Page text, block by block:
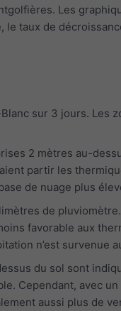
Les
taux de
sur 3 jours. Les
2 mètres au-
partir les
de nuage plus
de
favorable aux
n’est survenue
du sol sont
Cependant, avec
aussi plus de